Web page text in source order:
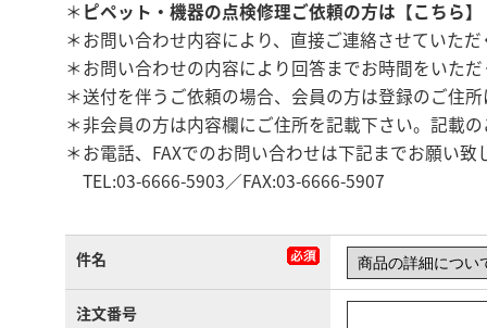
＊ ピペット・機器の点検修理ご依頼の方は【こちら】
＊お問い合わせ内容により、直接ご連絡させていた
＊お問い合わせの内容により回答までお時間をいた
＊送付を伴うご依頼の場合、会員の方は登録のご住
＊非会員の方は内容欄にご住所を記載下さい。記載
＊お電話、FAXでのお問い合わせは下記までお願い致
TEL:03-6666-5903／FAX:03-6666-5907
件名
注文番号